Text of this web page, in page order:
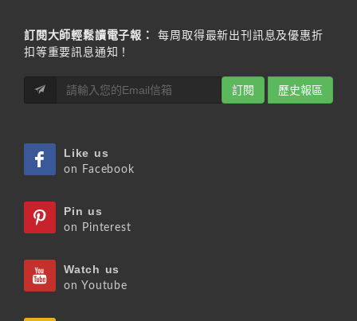
訂閱大師輕鬆讀電子報：
每周取得最新出刊訊息及優惠折
扣等重要訊息通知！
訂閱 歷史報區
Like us
on Facebook
Pin us
on Pinterest
Watch us
on Youtube